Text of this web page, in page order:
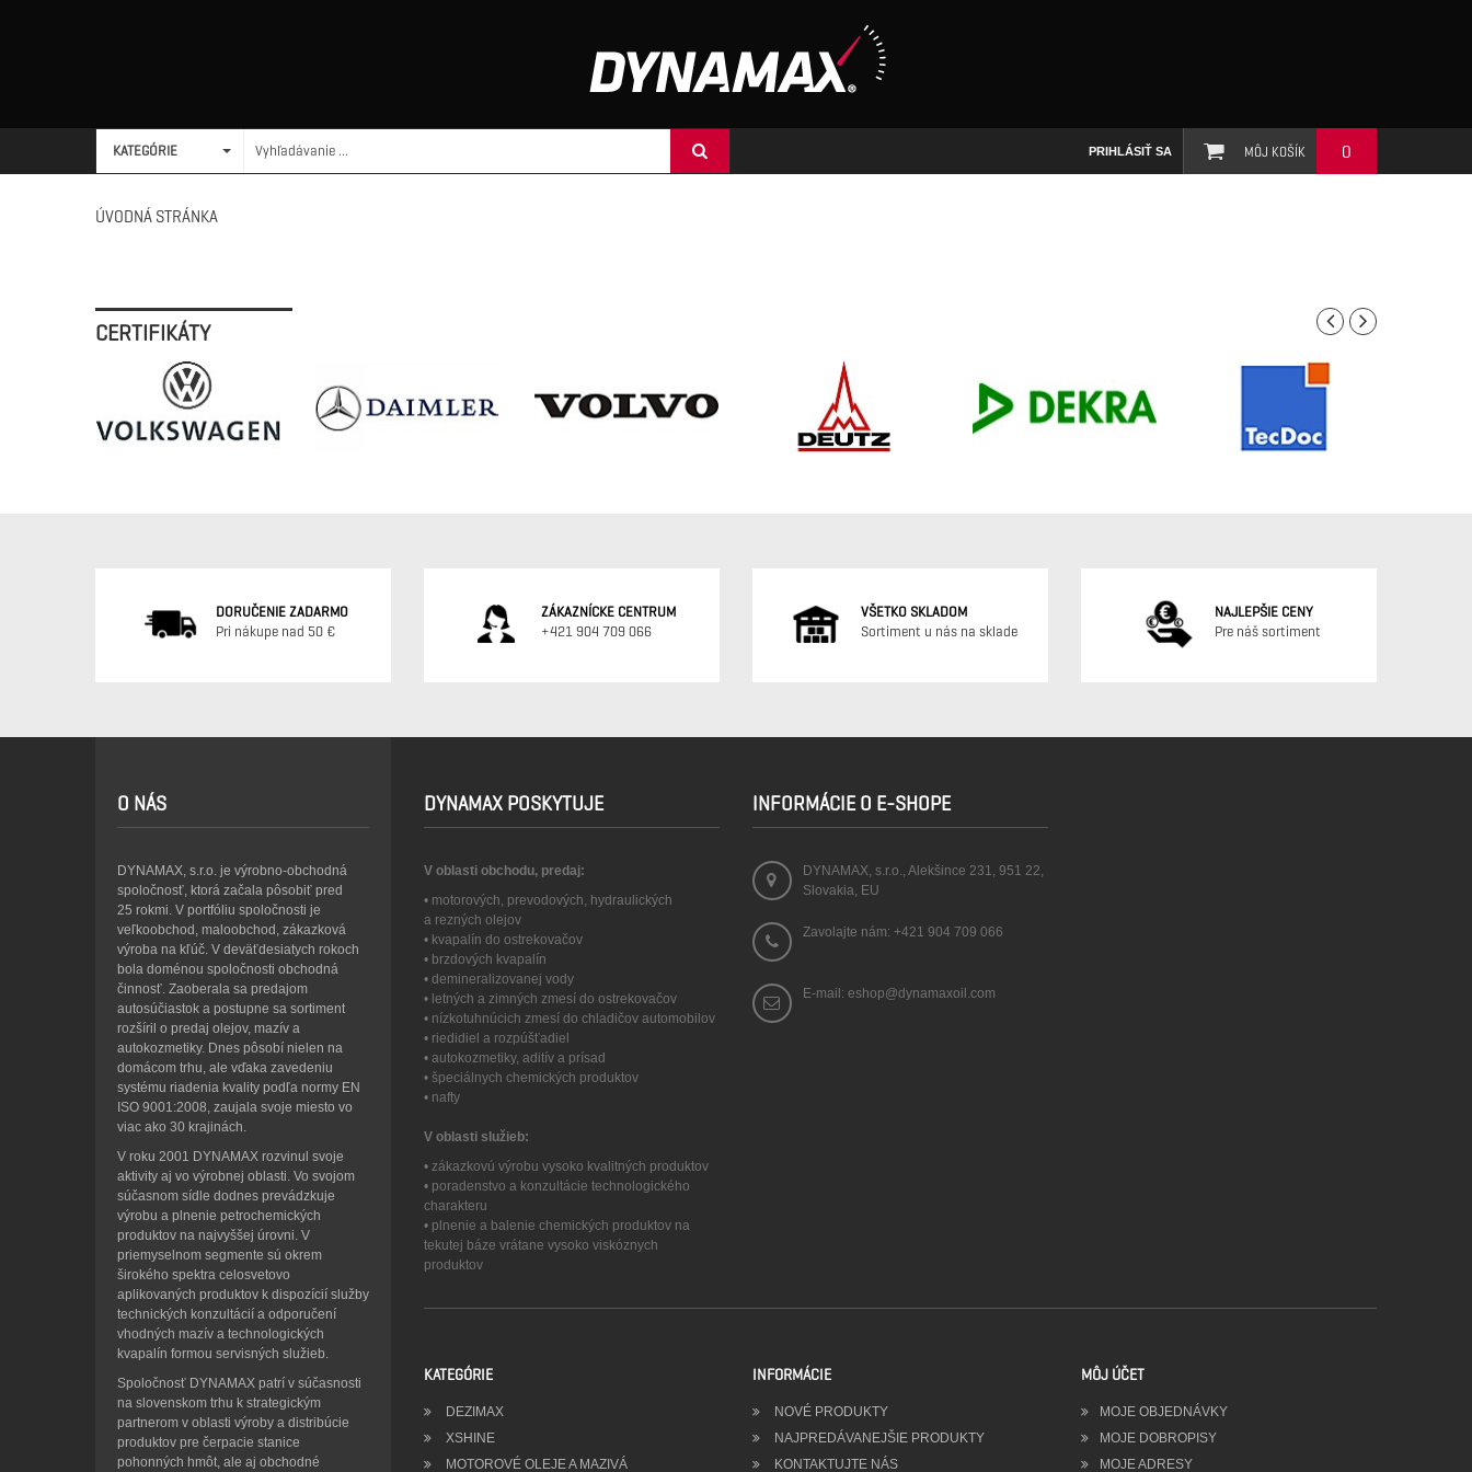
MÔJ KOŠÍK 0
PRIHLÁSIŤ SA
KATEGÓRIE
ÚVODNÁ STRÁNKA
CERTIFIKÁTY
DORUČENIE ZADARMO
Pri nákupe nad 50 €
ZÁKAZNÍCKE CENTRUM
+421 904 709 066
VŠETKO SKLADOM
Sortiment u nás na sklade
NAJLEPŠIE CENY
Pre náš sortiment
O NÁS
DYNAMAX, s.r.o. je výrobno-obchodná
spoločnosť, ktorá začala pôsobiť pred
25 rokmi. V portfóliu spoločnosti je
veľkoobchod, maloobchod, zákazková
výroba na kľúč. V deväťdesiatych rokoch
bola doménou spoločnosti obchodná
činnosť. Zaoberala sa predajom
autosúčiastok a postupne sa sortiment
rozšíril o predaj olejov, mazív a
autokozmetiky. Dnes pôsobí nielen na
domácom trhu, ale vďaka zavedeniu
systému riadenia kvality podľa normy EN
ISO 9001:2008, zaujala svoje miesto vo
viac ako 30 krajinách.
V roku 2001 DYNAMAX rozvinul svoje
aktivity aj vo výrobnej oblasti. Vo svojom
súčasnom sídle dodnes prevádzkuje
výrobu a plnenie petrochemických
produktov na najvyššej úrovni. V
priemyselnom segmente sú okrem
širokého spektra celosvetovo
aplikovaných produktov k dispozícií služby
technických konzultácií a odporučení
vhodných mazív a technologických
kvapalín formou servisných služieb.
Spoločnosť DYNAMAX patrí v súčasnosti
na slovenskom trhu k strategickým
partnerom v oblasti výroby a distribúcie
produktov pre čerpacie stanice
pohonných hmôt, ale aj obchodné
DYNAMAX POSKYTUJE
V oblasti obchodu, predaj:
• motorových, prevodových, hydraulických
a rezných olejov
• kvapalín do ostrekovačov
• brzdových kvapalín
• demineralizovanej vody
• letných a zimných zmesí do ostrekovačov
• nízkotuhnúcich zmesí do chladičov automobilov
• riedidiel a rozpúšťadiel
• autokozmetiky, aditív a prísad
• špeciálnych chemických produktov
• nafty
V oblasti služieb:
• zákazkovú výrobu vysoko kvalitných produktov
• poradenstvo a konzultácie technologického
charakteru
• plnenie a balenie chemických produktov na
tekutej báze vrátane vysoko viskóznych
produktov
INFORMÁCIE O E-SHOPE
DYNAMAX, s.r.o., Alekšince 231, 951 22,
Slovakia, EU
Zavolajte nám: +421 904 709 066
E-mail: eshop@dynamaxoil.com
KATEGÓRIE
DEZIMAX
XSHINE
MOTOROVÉ OLEJE A MAZIVÁ
INFORMÁCIE
NOVÉ PRODUKTY
NAJPREDÁVANEJŠIE PRODUKTY
KONTAKTUJTE NÁS
MÔJ ÚČET
MOJE OBJEDNÁVKY
MOJE DOBROPISY
MOJE ADRESY